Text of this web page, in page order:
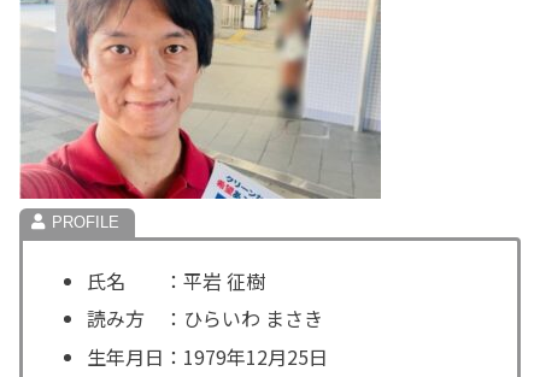
氏名 ：平岩 征樹
読み方 ：ひらいわ まさき
生年月日：1979年12月25日